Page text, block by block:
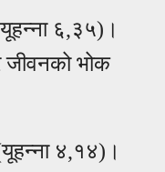
६,३५)।
जीवनको भोक
४,१४)।